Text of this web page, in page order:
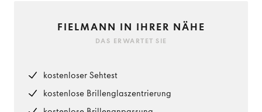
FIELMANN IN IHRER NÄHE
DAS ERWARTET SIE
kostenloser Sehtest
kostenlose Brillenglaszentrierung